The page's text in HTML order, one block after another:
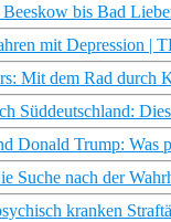
bis Bad
mit Depression |
Mit dem Rad durch
Süddeutschland:
Donald Trump:
Suche nach der
kranken